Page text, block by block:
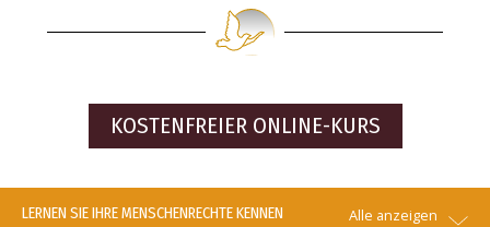
KOSTENFREIER ONLINE-KURS
LERNEN SIE IHRE MENSCHENRECHTE KENNEN Alle anzeigen